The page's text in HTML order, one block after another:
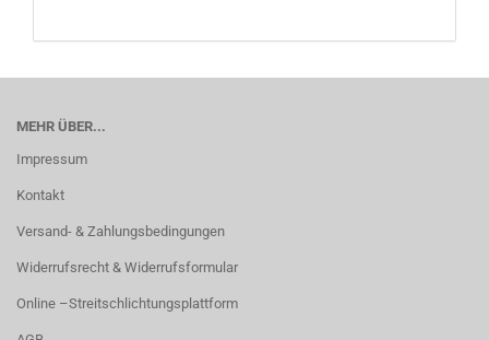
MEHR ÜBER...
Impressum
Kontakt
Versand- & Zahlungsbedingungen
Widerrufsrecht & Widerrufsformular
Online –Streitschlichtungsplattform